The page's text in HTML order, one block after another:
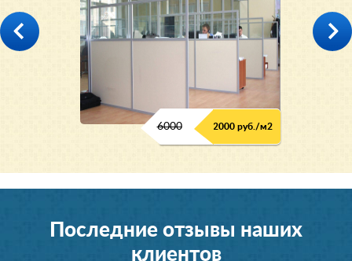
6000 2000 руб./м2
Последние отзывы наших
клиентов